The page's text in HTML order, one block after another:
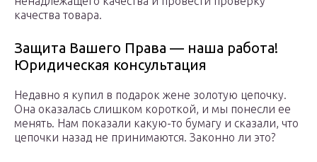
качества товара.
Защита Вашего Права — наша работа!
Юридическая консультация
Недавно я купил в подарок жене золотую цепочку.
Она оказалась слишком короткой, и мы понесли ее
менять. Нам показали какую-то бумагу и сказали, что
цепочки назад не принимаются. Законно ли это?